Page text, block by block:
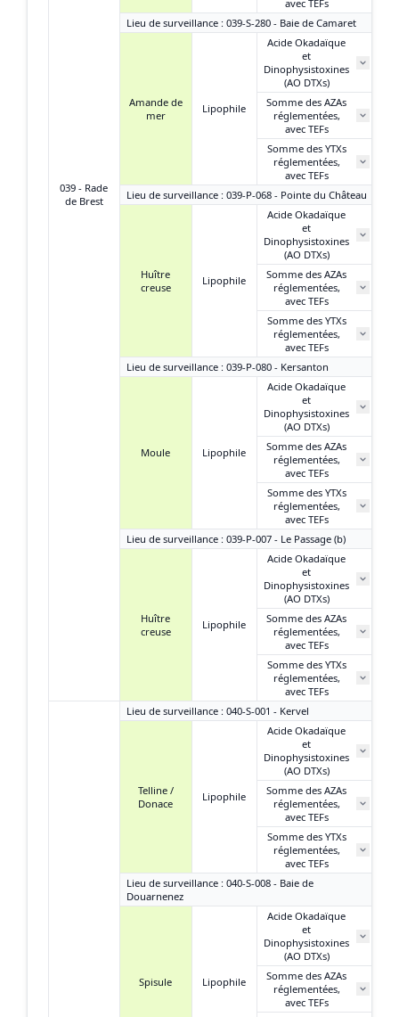
039 - Rade
de Brest
avec TEFs
Lieu de surveillance : 039-S-280 - Baie de Camaret
Amande de
mer
Lipophile
Acide Okadaïque
et
Dinophysistoxines
(AO DTXs)
Somme des AZAs
réglementées,
avec TEFs
Somme des YTXs
réglementées,
avec TEFs
Lieu de surveillance : 039-P-068 - Pointe du Château
Huître
creuse
Lipophile
Acide Okadaïque
et
Dinophysistoxines
(AO DTXs)
Somme des AZAs
réglementées,
avec TEFs
Somme des YTXs
réglementées,
avec TEFs
Lieu de surveillance : 039-P-080 - Kersanton
Moule Lipophile
Acide Okadaïque
et
Dinophysistoxines
(AO DTXs)
Somme des AZAs
réglementées,
avec TEFs
Somme des YTXs
réglementées,
avec TEFs
Lieu de surveillance : 039-P-007 - Le Passage (b)
Huître
creuse
Lipophile
Acide Okadaïque
et
Dinophysistoxines
(AO DTXs)
Somme des AZAs
réglementées,
avec TEFs
Somme des YTXs
réglementées,
avec TEFs
Lieu de surveillance : 040-S-001 - Kervel
Telline /
Donace
Lipophile
Acide Okadaïque
et
Dinophysistoxines
(AO DTXs)
Somme des AZAs
réglementées,
avec TEFs
Somme des YTXs
réglementées,
avec TEFs
Lieu de surveillance : 040-S-008 - Baie de
Douarnenez
Spisule Lipophile
Acide Okadaïque
et
Dinophysistoxines
(AO DTXs)
Somme des AZAs
réglementées,
avec TEFs